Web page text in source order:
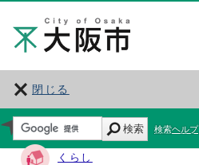
閉じる
サイト・ナビ
くらし
検索 検索ヘルプ